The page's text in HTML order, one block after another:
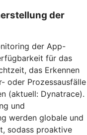
der
der App-
für das
das Erkennen
oder Prozessausfälle
(aktuell: Dynatrace).
und
werden globale und
sodass proaktive